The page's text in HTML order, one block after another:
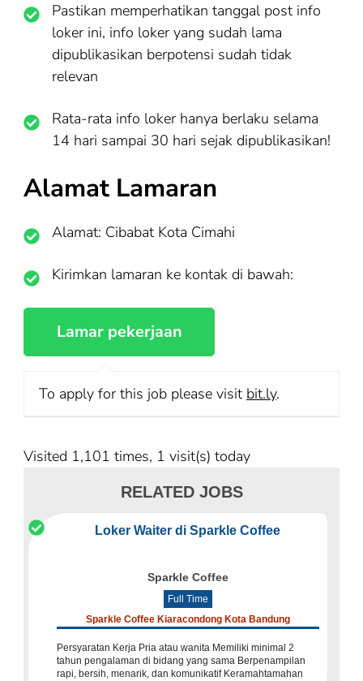
Pastikan memperhatikan tanggal post info
loker ini, info loker yang sudah lama
dipublikasikan berpotensi sudah tidak
relevan
Rata-rata info loker hanya berlaku selama
14 hari sampai 30 hari sejak dipublikasikan!
Alamat Lamaran
Alamat: Cibabat Kota Cimahi
Kirimkan lamaran ke kontak di bawah:
To apply for this job please visit bit.ly.
Visited 1,101 times, 1 visit(s) today
RELATED JOBS
Loker Waiter di Sparkle Coffee
Sparkle Coffee
Full Time
Sparkle Coffee Kiaracondong Kota Bandung
Persyaratan Kerja Pria atau wanita Memiliki minimal 2
tahun pengalaman di bidang yang sama Berpenampilan
rapi, bersih, menarik, dan komunikatif Keramahtamahan